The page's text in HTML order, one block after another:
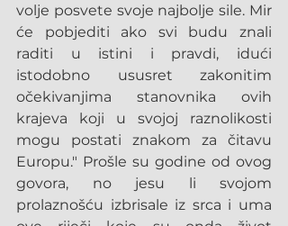
volje posvete svoje najbolje sile. Mir
će pobjediti ako svi budu znali
raditi u istini i pravdi, idući
istodobno ususret zakonitim
očekivanjima stanovnika ovih
krajeva koji u svojoj raznolikosti
mogu postati znakom za čitavu
Europu." Prošle su godine od ovog
govora, no jesu li svojom
prolaznošću izbrisale iz srca i uma